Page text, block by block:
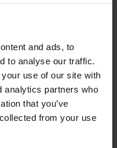
and ads, to
to analyse our traffic.
use of our site with
analytics partners who
that you’ve
from your use
ulogu u
optimalnom stanju.
obavještava
može uštedjeti
kada dugotrajna
skupe dijelove.
ili nekome na licu